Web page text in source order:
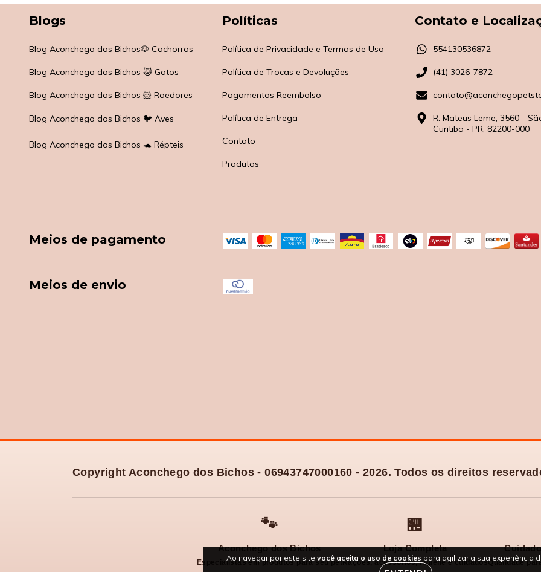
Ao navegar por este site você aceita o uso de cookies para agilizar a sua experiência
Blogs
Blog Aconchego dos Bichos🐶 Cachorros
Blog Aconchego dos Bichos 🐱 Gatos
Blog Aconchego dos Bichos 🐹 Roedores
Blog Aconchego dos Bichos 🐦 Aves
Blog Aconchego dos Bichos 🐢 Répteis
Políticas
Política de Privacidade e Termos de Uso
Política de Trocas e Devoluções
Pagamentos Reembolso
Política de Entrega
Contato
Produtos
Contato e
554130536872
(41) 3026-7872
R. Mateus Leme, 3560 -
Curitiba - PR, 82200-000
Meios de pagamento
Meios de envio
Copyright Aconchego dos Bichos - 06943747000160 - 2026. Todos os direitos
🐾
Aconchego dos Bichos
Especialistas em produtos para seu pet
🏪
Loja Completa
Rações, acessórios, higiene e cuidadosQualidade